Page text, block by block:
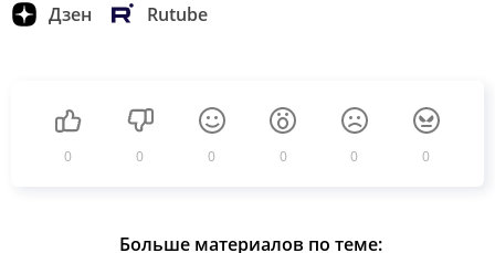
Дзен Rutube
0 0 0 0 0 0
Больше материалов по теме: